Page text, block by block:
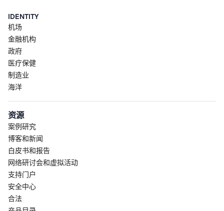
IDENTITY
机场
金融机构
政府
医疗保健
制造业
海洋
资源
案例研究
博客和新闻
白皮书和报告
网络研讨会和虚拟活动
支持门户
安全中心
合法